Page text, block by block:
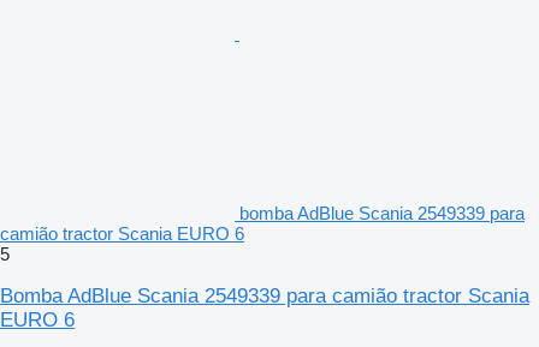
bomba AdBlue Scania 2549339 para
camião tractor Scania EURO 6
5
Bomba AdBlue Scania 2549339 para camião tractor Scania
EURO 6